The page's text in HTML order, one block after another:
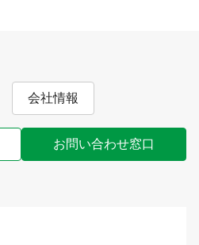
会社情報
お問い合わせ窓口